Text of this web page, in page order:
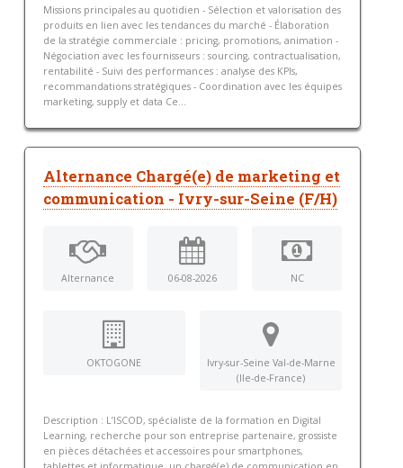
Missions principales au quotidien - Sélection et valorisation des
produits en lien avec les tendances du marché - Élaboration
de la stratégie commerciale : pricing, promotions, animation -
Négociation avec les fournisseurs : sourcing, contractualisation,
rentabilité - Suivi des performances : analyse des KPIs,
recommandations stratégiques - Coordination avec les équipes
marketing, supply et data Ce...
Alternance Chargé(e) de marketing et
communication - Ivry-sur-Seine (F/H)
Alternance 06-08-2026 NC
OKTOGONE
Ivry-sur-Seine Val-de-Marne
(Ile-de-France)
Description : L’ISCOD, spécialiste de la formation en Digital
Learning, recherche pour son entreprise partenaire, grossiste
en pièces détachées et accessoires pour smartphones,